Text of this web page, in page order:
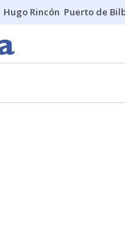
Hugo Rincón Puerto de